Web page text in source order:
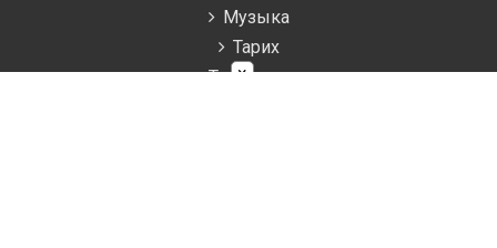
Музыка
Тарих
Технология
×